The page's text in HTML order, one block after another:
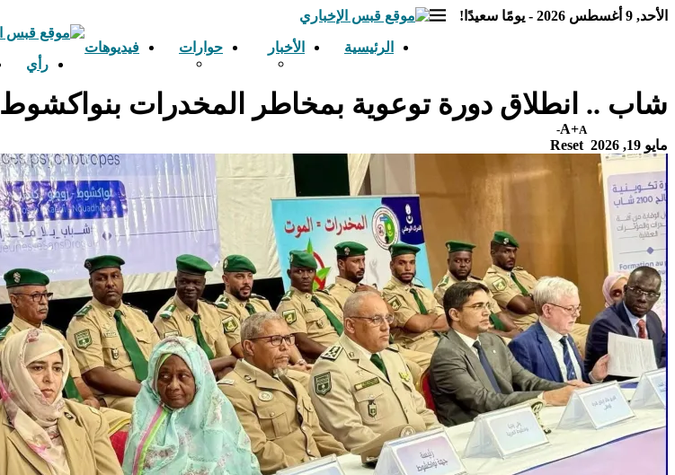
الأحد, 9 أغسطس 2026 - يومًا سعيدًا!
الرئيسية الأخبار حوارات
فيديوهات
رأي
شاب .. انطلاق دورة توعوية بمخاطر المخدرات بنواكشوط
مايو 19, 2026
A+A-
Reset